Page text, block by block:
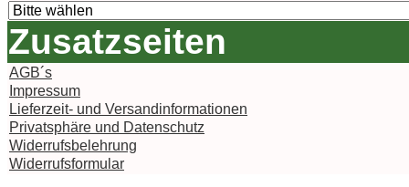
Zusatzseiten
AGB´s
Impressum
Lieferzeit- und Versandinformationen
Privatsphäre und Datenschutz
Widerrufsbelehrung
Widerrufsformular